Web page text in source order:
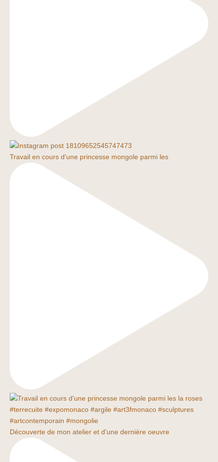
Travail en cours d'une princesse mongole parmi les
Découverte de mon atelier et d'une dernière oeuvre